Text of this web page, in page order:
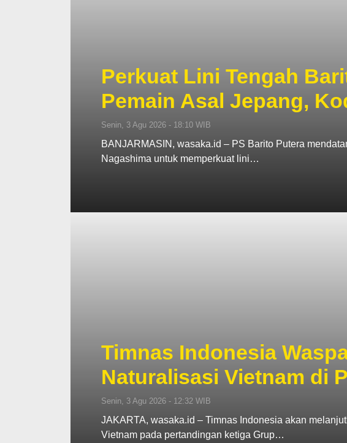
Perkuat Lini Tengah
Pemain Asal Jepang,
Senin, 3 Agu 2026 - 18:10 WIB
BANJARMASIN, wasaka.id – PS Barito Putera
Nagashima untuk memperkuat lini…
Timnas Indonesia
Naturalisasi Vietnam di
Senin, 3 Agu 2026 - 12:32 WIB
JAKARTA, wasaka.id – Timnas Indonesia akan
Vietnam pada pertandingan ketiga Grup…